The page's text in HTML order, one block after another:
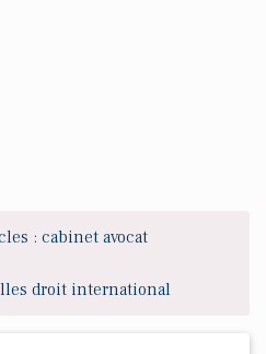
: cabinet avocat
droit international